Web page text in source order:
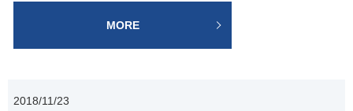
MORE
2018/11/23